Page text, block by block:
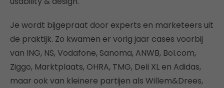
Je wordt bijgepraat door experts en marketeers uit
de praktijk. Zo kwamen er vorig jaar cases voorbij
van ING, NS, Vodafone, Sanoma, ANWB, Bol.com,
Ziggo, Marktplaats, OHRA, TMG, Deli XL en Adidas,
maar ook van kleinere partijen als Willem&Drees,